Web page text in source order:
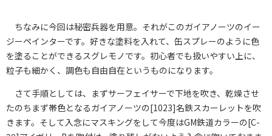
ちなみに今回は秘密兵器を用意。それがこのガイアノーツのイー
ジーペインターです。好きな塗料を入れて、缶スプレーのように色
を塗ることができるスグレモノです。初心者でも扱いやすい上に、
粒子も細かく、調色も自由自在というものになります。
さて手順としては、まずサーフェイサーで下地を吹き、乾燥させ
たのちまず帯色となるガイアノーツの[1023]名鉄スカーレットを吹
きます。そして入念にマスキングをして今度はGM鉄道カラーの[C-